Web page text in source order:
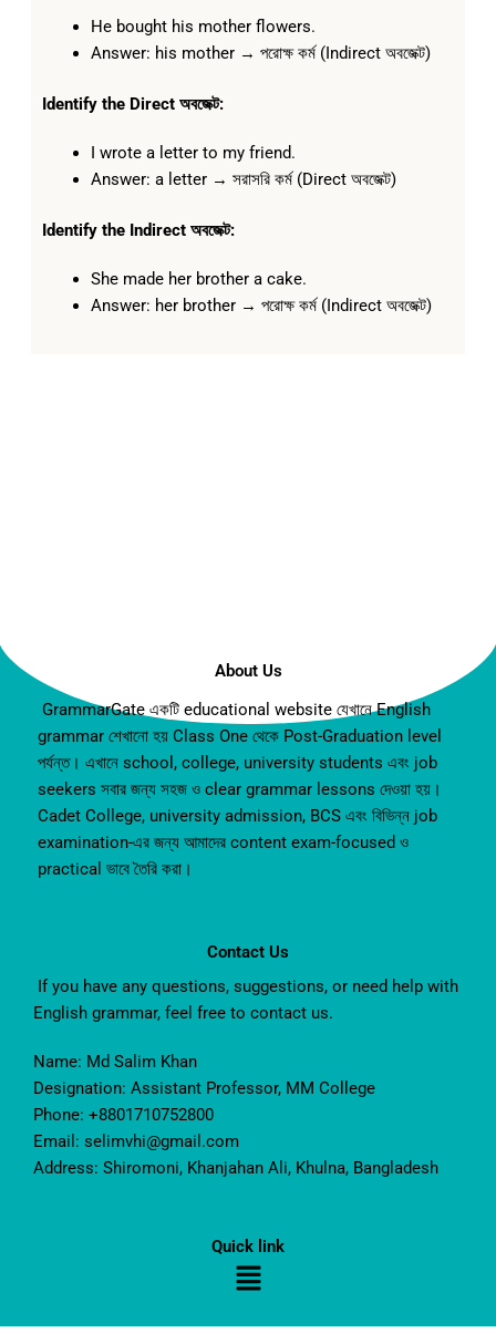
He bought his mother flowers.
Answer: his mother → পরোক্ষ কর্ম (Indirect অবজেক্ট)
Identify the Direct অবজেক্ট:
I wrote a letter to my friend.
Answer: a letter → সরাসরি কর্ম (Direct অবজেক্ট)
Identify the Indirect অবজেক্ট:
She made her brother a cake.
Answer: her brother → পরোক্ষ কর্ম (Indirect অবজেক্ট)
About Us
GrammarGate একটি educational website যেখানে English
grammar শেখানো হয় Class One থেকে Post-Graduation level
পর্যন্ত। এখানে school, college, university students এবং job
seekers সবার জন্য সহজ ও clear grammar lessons দেওয়া হয়।
Cadet College, university admission, BCS এবং বিভিন্ন job
examination-এর জন্য আমাদের content exam-focused ও
practical ভাবে তৈরি করা।
Contact Us
If you have any questions, suggestions, or need help with
English grammar, feel free to contact us.
Name: Md Salim Khan
Designation: Assistant Professor, MM College
Phone: +8801710752800
Email: selimvhi@gmail.com
Address: Shiromoni, Khanjahan Ali, Khulna, Bangladesh
Quick link
Menu